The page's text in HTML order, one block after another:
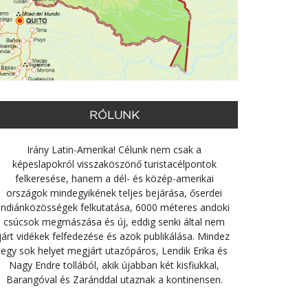
RÓLUNK
Irány Latin-Amerika! Célunk nem csak a
képeslapokról visszaköszönő turistacélpontok
felkeresése, hanem a dél- és közép-amerikai
országok mindegyikének teljes bejárása, őserdei
felkutatása, 6000 méteres andoki
csúcsok megmászása és új, eddig senki által nem
vidékek felfedezése és azok publikálása. Mindez
egy sok helyet megjárt utazópáros, Lendik Erika és
Nagy Endre tollából, akik újabban két kisfiukkal,
Barangóval és Zaránddal utaznak a kontinensen.